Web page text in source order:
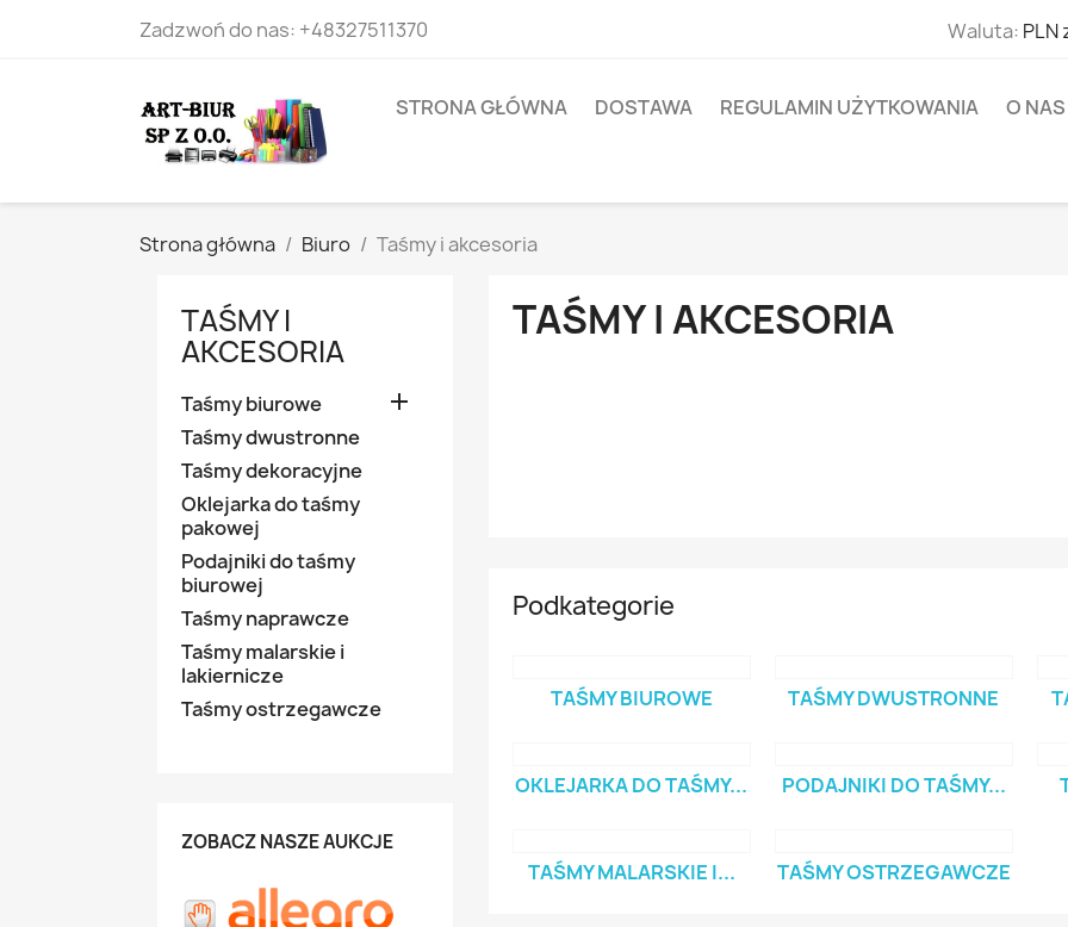
Zadzwoń do nas: +48327511370 Waluta: PLN
STRONA GŁÓWNA DOSTAWA REGULAMIN UŻYTKOWANIA O NAS
Strona główna Biuro Taśmy i akcesoria
TAŚMY I
AKCESORIA
Taśmy biurowe 
Taśmy dwustronne
Taśmy dekoracyjne
Oklejarka do taśmy
pakowej
Podajniki do taśmy
biurowej
Taśmy naprawcze
Taśmy malarskie i
lakiernicze
Taśmy ostrzegawcze
ZOBACZ NASZE AUKCJE
TAŚMY I AKCESORIA
Podkategorie
TAŚMY BIUROWE TAŚMY DWUSTRONNE
OKLEJARKA DO TAŚMY... PODAJNIKI DO TAŚMY...
TAŚMY MALARSKIE I... TAŚMY OSTRZEGAWCZE